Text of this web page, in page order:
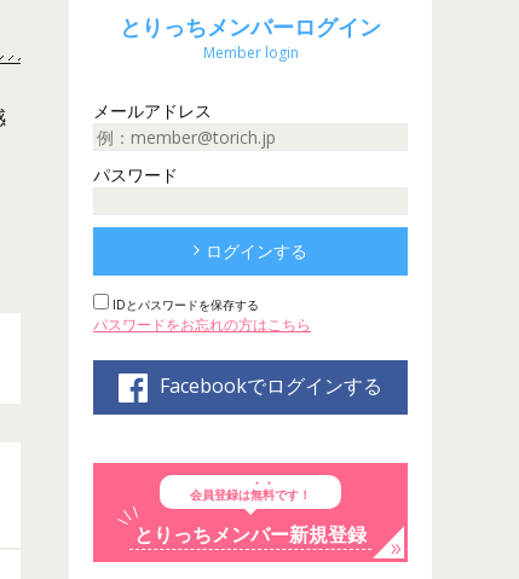
とりっちメンバーログイン
Member login
メールアドレス
パスワード
ログインする
IDとパスワードを保存する
パスワードをお忘れの方はこちら
Facebookでログインする
会員登録は無料です！
とりっちメンバー新規登録